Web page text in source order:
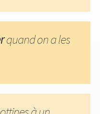
quand on a les